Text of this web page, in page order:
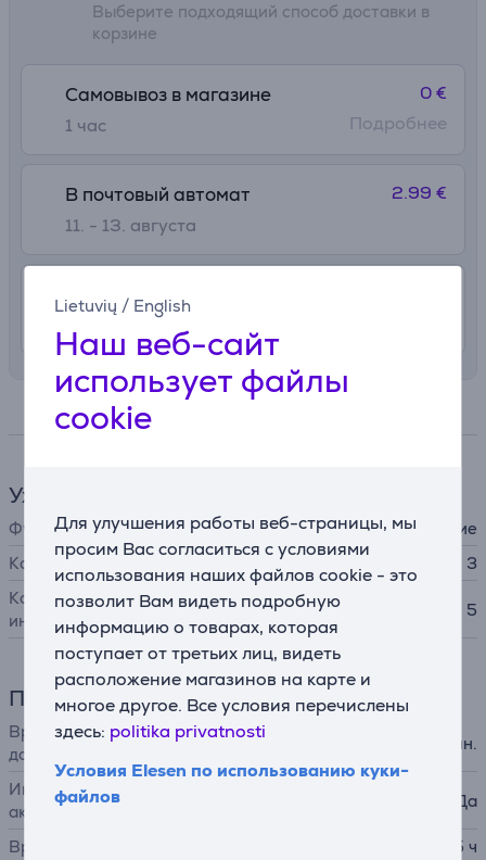
Lietuvių / English
Наш веб-сайт
использует файлы
cookie
Для улучшения работы веб-страницы, мы
просим Вас согласиться с условиями
использования наших файлов cookie - это
позволит Вам видеть подробную
информацию о товарах, которая
поступает от третьих лиц, видеть
расположение магазинов на карте и
многое другое. Все условия перечислены
здесь: politika privatnosti
Условия Elesen по использованию куки-
файлов
Выберите подходящий способ доставки в
корзине
Самовывоз в магазине
1 час
0 €
Подробнее
В почтовый автомат
11. - 13. августа
2.99 €
Доставка в квартиру
11. - 13. августа
Уход за лицом
Функции
очищение
Количество насадок
3
Количество уровней
интенсивности
5
Питание
Время работы аккумулятора
до
90 мин.
Индикатор уровня заряда
аккумулятора
Да
Время зарядки
5 ч